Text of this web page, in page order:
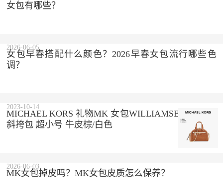
女包有哪些？
女包早春搭配什么颜色？2026早春女包流行哪些色
调？
2026-06-05
MICHAEL KORS 礼物MK 女包WILLIAMSBURG手提
斜挎包 超小号 牛皮棕/白色
2023-10-14
MK女包掉皮吗？MK女包皮质怎么保养？
2026-06-03